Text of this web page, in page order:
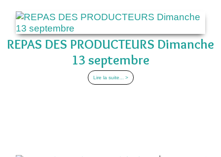
REPAS DES PRODUCTEURS Dimanche
13 septembre
Lire la suite... >